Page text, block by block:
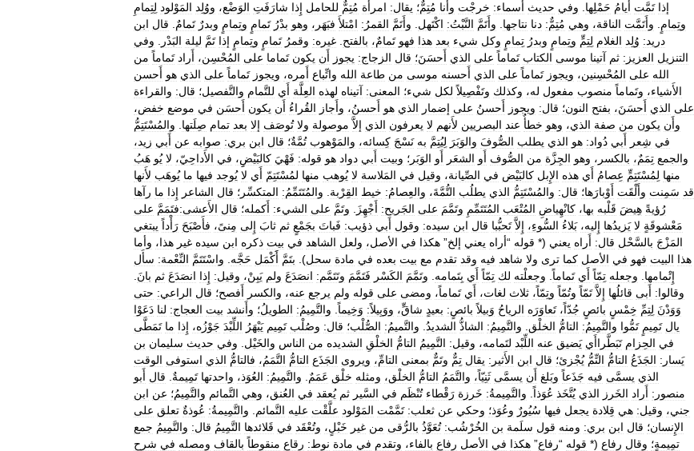
إذا تَمَّت أَيامُ حَمْلِها وفي حديث أَسماء: خرجْت وأَنا مُتِمٌّ؛ يقال: امرأَة مُتِمٌّ للحامل إِذا شارَفَتِ الوَضْع، ووُلِد المَوْلود لِتِمامِ
وتِمامٍ
وأَتَمَّت الناقة، وهي مُتِمٌّ: دنا نتاجها وأَتَمَّ النَّبْتُ: اكْتَهل وأَتَمَّ القمرُ: امْتلأَ فبَهَر، وهو بدْرُ تَمامٍ وتِمامٍ وبدرٌ تَمامٌ قال ابن
دريد: وُلِد الغلام لِتِمٍّ وتِمامٍ وبدرُ تِمامٍ وكل شيء بعد هذا فهو تَمامٌ، بالفتح غيره: وقمرُ تَمامٍ وتِمامٍ إذا تَمَّ ليلة البَدْر
وفي
التنزيل العزيز: ثم آتينا موسى الكتاب تَماماً على الذي أَحسَنَ؛ قال الزجاج: يجوز أَن يكون تَماما على المُحْسِن، أَراد تَماماً من
الله على المُحْسِنين، ويجوز تَماماً على الذي أَحسنه موسى من طاعة الله واتِّباع أَمره، ويجوز تَماماً على الذي هو أَحسن
الأَشياء، وتَماماً منصوب مفعول له، وكذلك وتَفْصِيلاً لكل شيء؛ المعنى: آتيناه لهذه العِلَّة أَي للتَّمام والتَّفصيل؛ قال: والقراءة
على الذي أَحسَنَ، بفتح النون؛ قال: ويجوز أَحسنُ على إضمار الذي هو أَحسنُ، وأَجاز القُراءُ أَن يكون أَحسَن في موضع خفض،
وأَن يكون من صفة الذي، وهو خطأٌ عند البصريين لأَنهم لا يعرفون الذي إلاَّ موصولة ولا تُوصَف إلا بعد تمام صِلَتها
والمُسْتَتِمُّ
في شِعر أَبي دُواد: هو الذي يطلب الصُّوفَ والوَبَرَ لِيُتِمَّ به نَسْجَ كِسائه، والمَوْهوب تُمَّةٌ؛ قال ابن بري: صوابه عن أَبي زيد،
والجمع تِمَمٌ، بالكسر، وهو الجِزَّة من الصُّوف أَو الشعَر أَو الوَبَر؛ وبيت أَبي دواد هو قوله: فَهْيَ كالبَيْضِِ، في الأَداحِيّ، لا يُو هَبُ
منها لِمُسْتَتِمٍّ عِصامُ أَي هذه الإِبل كالبَيْض في الصِّيانة، وقيل في المَلاسة لا يُوهب منها لمُسْتَتِمّ أَي لا يُوجد فيها ما يُوهَب لأَنها
قد سَمِنت وأَلْقَت أَوْبارَها؛ قال: والمُسْتَتِمُّ الذي يطلُب التُّمَّةَ، والعِصامُ: خيط القِرْبة والمُتَتَمِّمُ: المتكسِّر؛ قال الشاعر إِذا ما رآها
رُؤيةً هِيضَ قَلْبه بها، كانْهِياضِ المُتْعَب المُتَتَمِّمِ وتَمَّمَ على الجَريح: أَجْهِزَ وتَمَّ على الشيء: أَكمله؛ قال الأَعشى:فتَمَمَّ على
مَعْشوقَةٍ لا يَزيدُها إِليه، بَلاءُ السُّوءِ، إِلاَّ تَحبُّبا قال ابن سيده: وقول أَبي ذؤيب: فَباتَ بجَمْعٍ ثم ثابَ إِلى مِنىً، فأَصْبَحَ رَأْداً يبتغي
المَزْجَ بالسَّحْل قال: أَراه يعني (* قوله “أراه يعني إلخ” هكذا في الأصل، ولعل الشاهد في بيت ذكره ابن سيده غير هذا، وأما
هذا البيت فهو في الأصل كما ترى ولا شاهد فيه وقد تقدم مع بيت بعده في مادة سحل). بتَمَّ أََكْمَل حَجَّه واسْتَتَمَّ النِّعْمة: سأَل
إِتْمامها
وجعله تِمّاً أَي تَماماً وجعلْته لك تِمّاً أَي بِتَمامه وتَمَّمَ الكَسْر فَتَمَّمَ وتَتَمَّم: انصَدَعَ ولم يَبِنْ، وقيل: إِذا انصَدَعَ ثم بانَ
وقالوا: أَبى قائلُها إِلاَّ تَمّاً وتُمّاً وتِمّاً، ثلاث لغات، أَي تَماماً، ومضى على قوله ولم يرجع عنه، والكسر أَفصح؛ قال الراعي: حتى
وَوَدْنَ لِتِمِّ خِمْسٍ بائصٍ جُدّاً، تَعاوَرَه الرياحُ وَبيلاً بائصٍ: بعيدٍ شاقٍّ، ووَبِيلاً: وَخِيماً والتَّمِيمُ: الطويلُ؛ وأَنشد بيت العجاج: لنا دَعَوْا
يال تَمِيمٍ تَمُّوا والتَّمِيمُ: التامُّ الخلْق والتَّمِيمُ: الشاذُّ الشديدُ والتَّميمُ: الصُّلْب؛ قال: وصُلْب تَمِيم يَبْهَرُ اللِّبْدَ جَوْزُه، إِذا ما تَمَطَّى
في الحِزام تَبَطَّراأَي يَضيق عنه اللِّبْد لتَمامه، وقيل: التَّمِيمُ التامُّ الخلْقِ الشديده من الناس والخَيْل وفي حديث سليمان بن
يَسار: الجَذَعُ التامُّ التِّمُّ يُجْزئ؛ قال ابن الأَثير: يقال تِمٌّ وتَمٌّ بمعنى التامِّ، ويروى الجَذَع التامُّ التَّمَمُ، فالتامُّ الذي استوفى الوقت
الذي يسمَّى فيه جَذَعاً وبَلغ أَن يسمَّى ثَنِيّاً، والتَّمَمُ التامُّ الخلْق، ومثله خلْق عَمَمٌ والتَّمِيمُ: العُوَذ، واحدتها تَمِيمةٌ قال أَبو
منصور: أَراد الخَرز الذي يُتَّخَذ عُوَذاً والتَّمِيمةُ: خَرزة رَقْطاء تُنْظَم في السَّير ثم يُعقد في العُنق، وهي التَّمائم والتَّمِيمُ؛ عن ابن
جني، وقيل: هي قِلادة يجعل فيها سُيُورٌ وعُوَذ؛ وحكي عن ثعلب: تَمَّمْت المَوْلود علَّقْت عليه التَّمائم والتَّمِيمةُ: عُوذةٌ تعلق على
الإِنسان؛ قال ابن بري: ومنه قول سلَمة بن الخُرْشُب: تُعَوَّذُ بالرُّقى من غير خَبْلٍ، وتُعْقَد في قَلائدها التَّمِيمُ قال: والتَّمِيمُ جمع
تمِيمةٍ؛ وقال رفاع (* قوله “رفاع” هكذا في الأصل رفاع بالفاء، وتقدم في مادة نوط: رقاع منقوطاً بالقاف ومصله في شرح